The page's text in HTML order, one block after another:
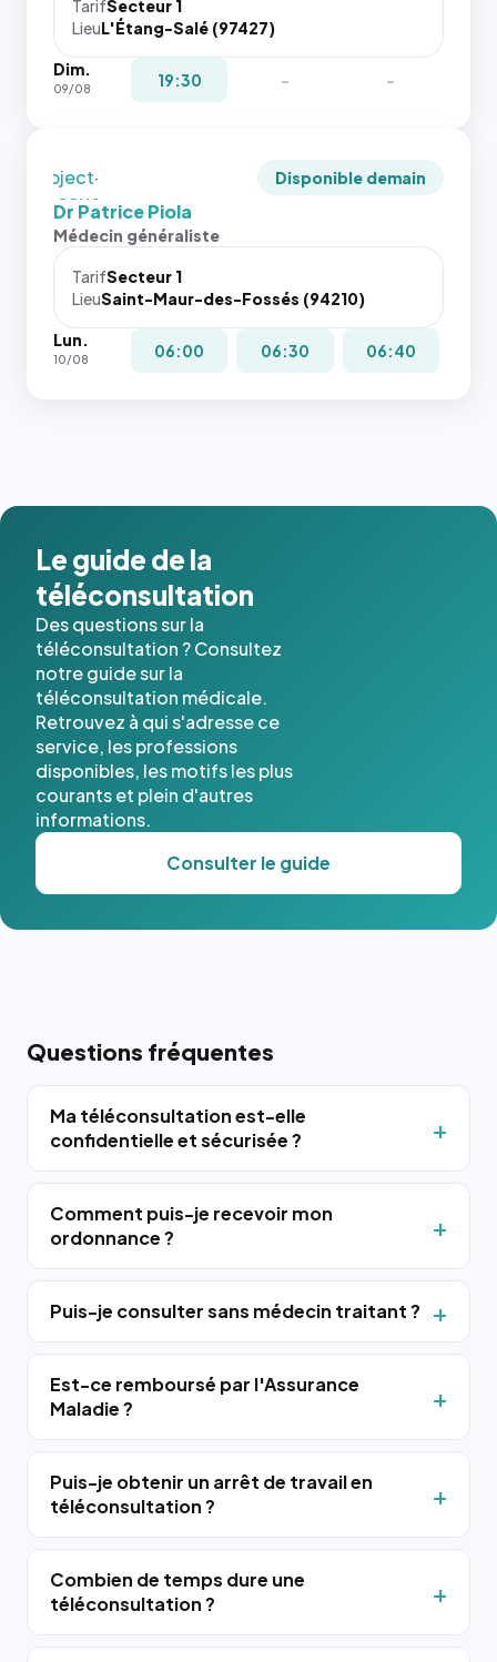
TarifSecteur 1
LieuL'Étang-Salé (97427)
Dim.
09/08 19:30 - -
juste à
toutes les
puisque la
`object-
fit: cover`.
Sans ces
navigateur
pas la
place, et
cas. #}
Disponible demain
Dr Patrice Piola
Médecin généraliste
TarifSecteur 1
LieuSaint-Maur-des-Fossés (94210)
Lun.
10/08 06:00 06:30 06:40
Le guide de la
téléconsultation
Des questions sur la
téléconsultation ? Consultez
notre guide sur la
téléconsultation médicale.
Retrouvez à qui s'adresse ce
service, les professions
disponibles, les motifs les plus
courants et plein d'autres
informations.
Consulter le guide
Questions fréquentes
Ma téléconsultation est-elle
confidentielle et sécurisée ?
Comment puis-je recevoir mon
ordonnance ?
Puis-je consulter sans médecin traitant ?
Est-ce remboursé par l'Assurance
Maladie ?
Puis-je obtenir un arrêt de travail en
téléconsultation ?
Combien de temps dure une
téléconsultation ?